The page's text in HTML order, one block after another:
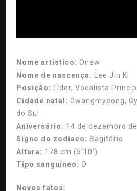
Nome artístico: Onew
Nome de nascença:
Lee Jin Ki
Posição:
Líder, Vocalista
Cidade natal: Gwangmyeong,
do Sul
Aniversário: 14 de dezembro
Signo do zodíaco: Sagitário
Altura: 178 cm (5'10')
Tipo sanguíneo: O
Novos fatos: